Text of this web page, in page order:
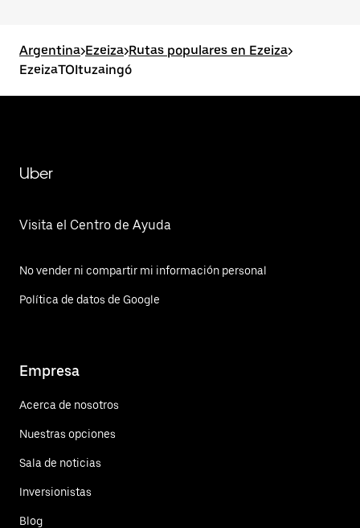
Argentina>Ezeiza>Rutas populares en Ezeiza>
EzeizaTOItuzaingó
Uber
Visita el Centro de Ayuda
No vender ni compartir mi información personal
Política de datos de Google
Empresa
Acerca de nosotros
Nuestras opciones
Sala de noticias
Inversionistas
Blog